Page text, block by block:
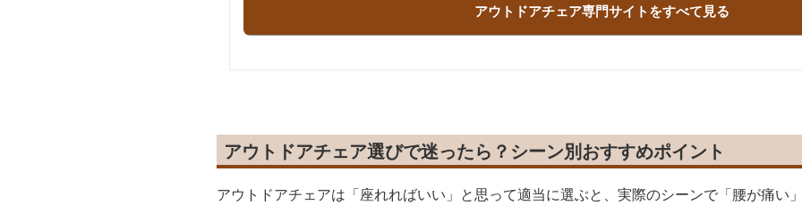
アウトドアチェア専門サイトをすべて見る
アウトドアチェア選びで迷ったら？シーン別おすすめポイント
アウトドアチェアは「座れればいい」と思って適当に選ぶと、実際のシーンで「腰が痛い